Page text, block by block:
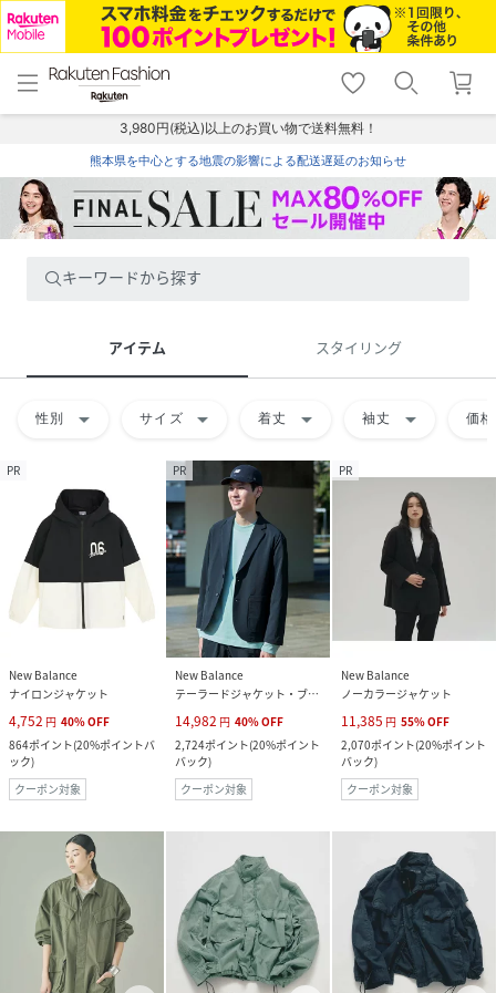
menu home
トップ
shopping_cart lock_outline
ログイン
3,980円(税込)以上のお買い物で送料無料！
熊本県を中心とする地震の影響による配送遅延のお知らせ
キーワードから探す
アイテム スタイリング
性別 arrow_drop_down サイズ arrow_drop_down 着丈 arrow_drop_down 袖丈 arrow_drop_down 価格
PR
New Balance
ナイロンジャケット
4,752 円 40%OFF
864ポイント(20%ポイントバ
ック)
クーポン対象
PR
New Balance
テーラードジャケット・ブレザー
14,982 円 40%OFF
2,724ポイント(20%ポイント
バック)
クーポン対象
PR
New Balance
ノーカラージャケット
11,385 円 55%OFF
2,070ポイント(20%ポイント
バック)
クーポン対象